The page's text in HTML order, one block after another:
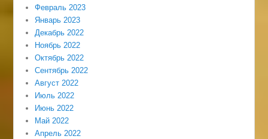
Февраль 2023
Январь 2023
Декабрь 2022
Ноябрь 2022
Октябрь 2022
Сентябрь 2022
Август 2022
Июль 2022
Июнь 2022
Май 2022
Апрель 2022